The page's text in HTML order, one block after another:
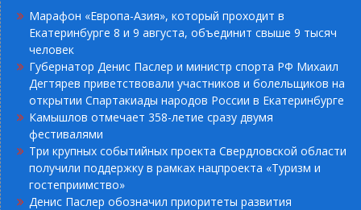
Марафон «Европа-Азия», который проходит в
Екатеринбурге 8 и 9 августа, объединит свыше 9 тысяч
человек
Губернатор Денис Паслер и министр спорта РФ Михаил
Дегтярев приветствовали участников и болельщиков на
открытии Спартакиады народов России в Екатеринбурге
Камышлов отмечает 358-летие сразу двумя
фестивалями
Три крупных событийных проекта Свердловской области
получили поддержку в рамках нацпроекта «Туризм и
гостеприимство»
Денис Паслер обозначил приоритеты развития